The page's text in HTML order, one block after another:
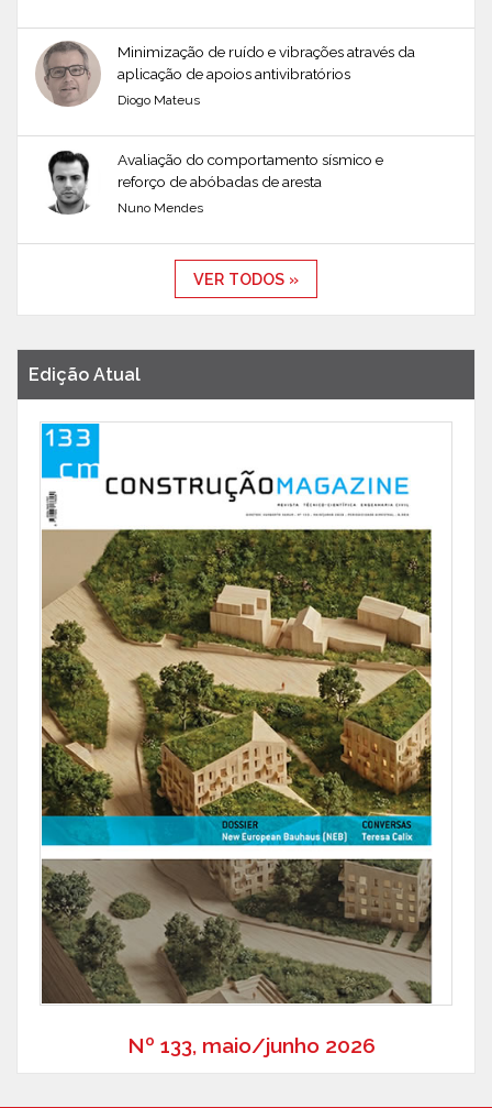
Minimização de ruído e vibrações através da
aplicação de apoios antivibratórios
Diogo Mateus
Avaliação do comportamento sísmico e
reforço de abóbadas de aresta
Nuno Mendes
VER TODOS »
Edição Atual
Nº 133, maio/junho 2026